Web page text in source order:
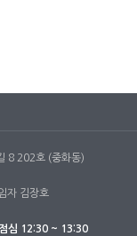
8 202호 (중화동)
자 김장호
점심 12:30 ~ 13:30